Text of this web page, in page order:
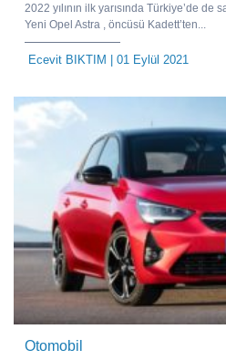
2022 yılının ilk yarısında Türkiye’de de
Yeni Opel Astra , öncüsü Kadett’ten...
Ecevit BIKTIM | 01 Eylül 2021
Otomobil